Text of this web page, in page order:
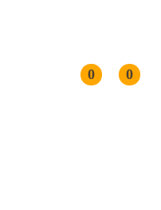
0 0